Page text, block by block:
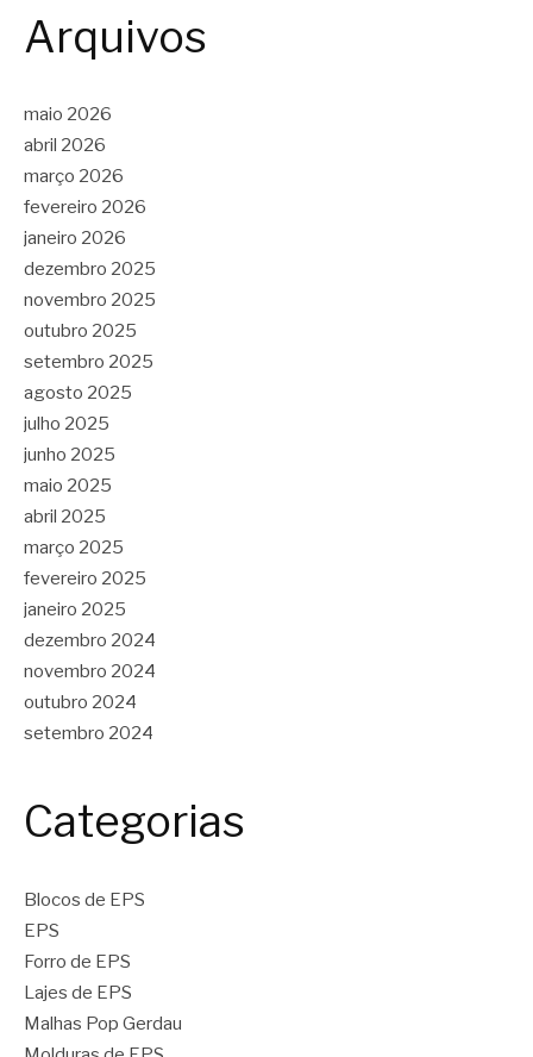
Arquivos
maio 2026
abril 2026
março 2026
fevereiro 2026
janeiro 2026
dezembro 2025
novembro 2025
outubro 2025
setembro 2025
agosto 2025
julho 2025
junho 2025
maio 2025
abril 2025
março 2025
fevereiro 2025
janeiro 2025
dezembro 2024
novembro 2024
outubro 2024
setembro 2024
Categorias
Blocos de EPS
EPS
Forro de EPS
Lajes de EPS
Malhas Pop Gerdau